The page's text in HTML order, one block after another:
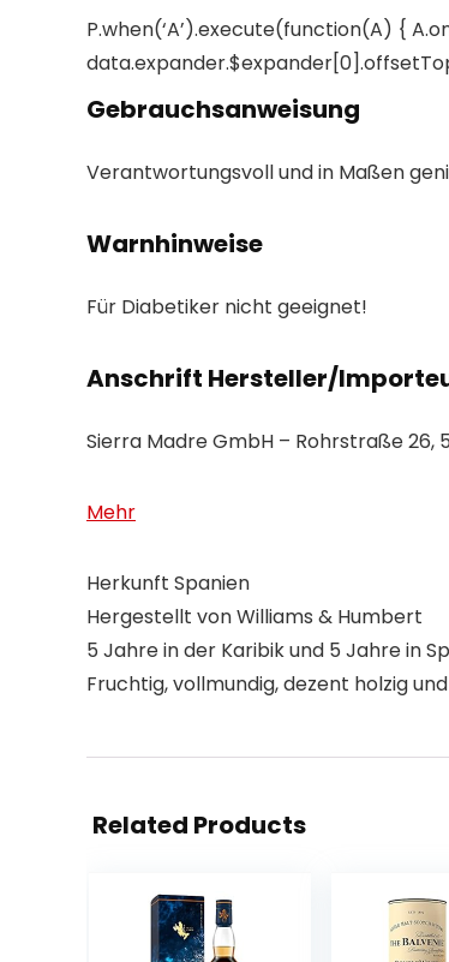
P.when(‘A’).execute(function(A) {
Gebrauchsanweisung
Verantwortungsvoll und in Maßen
Warnhinweise
Für Diabetiker nicht geeignet!
Anschrift Hersteller/
Sierra Madre GmbH – Rohrstraße 26,
Mehr
Herkunft Spanien
Hergestellt von Williams & Humbert
5 Jahre in der Karibik und 5 Jahre in
Fruchtig, vollmundig, dezent holzig
Related Products